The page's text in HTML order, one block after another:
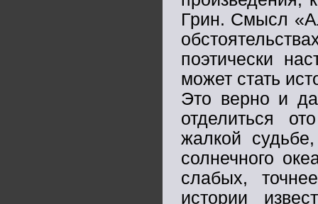
Грин. Смысл
поэтически
может стать
Это верно и
отделиться
жалкой
солнечного
слабых,
истории